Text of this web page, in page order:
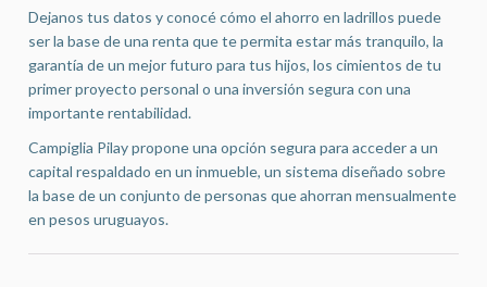
Dejanos tus datos y conocé cómo el ahorro en ladrillos puede
ser la base de una renta que te permita estar más tranquilo, la
garantía de un mejor futuro para tus hijos, los cimientos de tu
primer proyecto personal o una inversión segura con una
importante rentabilidad.
Campiglia Pilay propone una opción segura para acceder a un
capital respaldado en un inmueble, un sistema diseñado sobre
la base de un conjunto de personas que ahorran mensualmente
en pesos uruguayos.